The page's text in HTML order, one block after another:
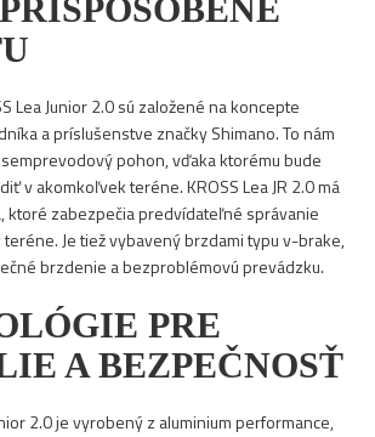
Lea Junior 2.0 sú založené na koncepte
a príslušenstve značky Shimano. To nám
pohon, vďaka ktorému bude
v akomkoľvek teréne. KROSS Lea JR 2.0 má
ktoré zabezpečia predvídateľné správanie
teréne. Je tiež vybavený brzdami typu v-brake,
brzdenie a bezproblémovú prevádzku.
PRE
A BEZPEČNOSŤ
2.0 je vyrobený z aluminium performance,